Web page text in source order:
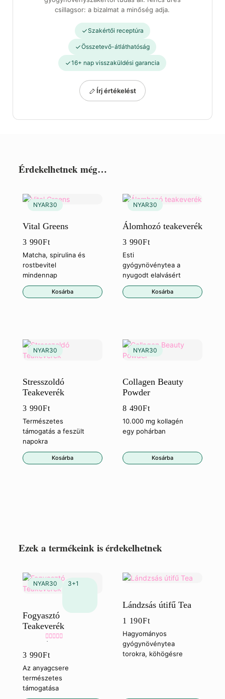
csillagsor: a bizalmat a minőség adja.
Szakértői receptúra
Összetevő-átláthatóság
16+ nap visszaküldési garancia
Írj értékelést
Érdekelhetnek még…
Vital Greens
3 990Ft
Matcha, spirulina és
rostbevitel
mindennap
Kosárba
Álomhozó teakeverék
3 990Ft
Esti
gyógynövénytea a
nyugodt elalvásért
Kosárba
Stresszoldó
Teakeverék
3 990Ft
Természetes
támogatás a feszült
napokra
Kosárba
Collagen Beauty
Powder
8 490Ft
10.000 mg kollagén
egy pohárban
Kosárba
Ezek a termékeink is érdekelhetnek
Fogyasztó
Teakeverék
5.00
3 990Ft
Az anyagcsere
természetes
támogatása
Lándzsás útifű Tea
1 190Ft
Hagyományos
gyógynövénytea
torokra, köhögésre